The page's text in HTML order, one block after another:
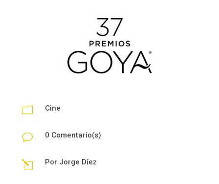
m Cine
v 0 Comentario(s)
l Por Jorge Díez